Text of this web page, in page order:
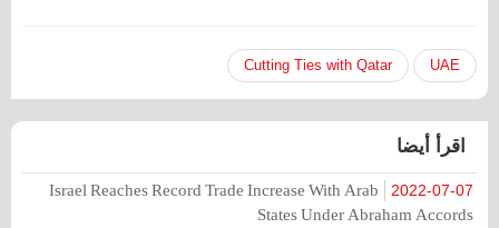
UAE
Cutting Ties with Qatar
اقرأ أيضا
2022-07-07
Israel Reaches Record Trade Increase With Arab
States Under Abraham Accords